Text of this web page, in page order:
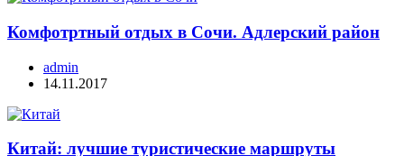
Комфотртный отдых в Сочи. Адлерский район
admin
14.11.2017
Китай: лучшие туристические маршруты